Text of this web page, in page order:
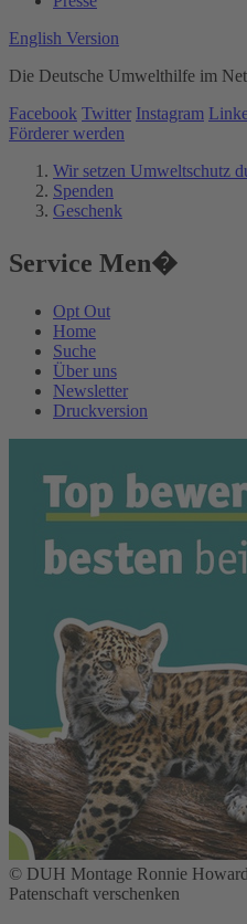
English Version
Die Deutsche Umwelthilfe im
Facebook Twitter Instagram
Förderer werden
Wir setzen Umweltschutz
Spenden
Geschenk
Service Men�
Opt Out
Home
Suche
Über uns
Newsletter
Druckversion
© DUH Montage Ronnie
Patenschaft verschenken